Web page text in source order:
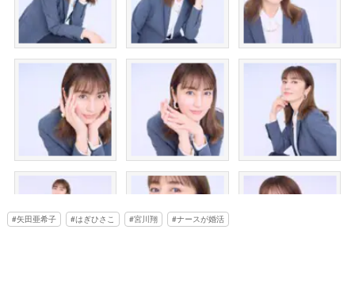
矢田亜希子 はぎひさこ 宮川翔 ナースが婚活